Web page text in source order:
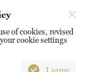
16A
of cookies, revised
cookie settings
I agree